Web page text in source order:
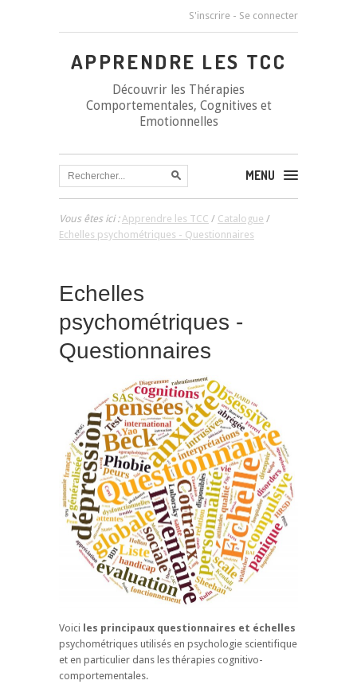
S'inscrire - Se connecter
APPRENDRE LES TCC
Découvrir les Thérapies
Comportementales, Cognitives et
Emotionnelles
MENU
Vous êtes ici :Apprendre les TCC / Catalogue /
Echelles psychométriques - Questionnaires
Echelles
psychométriques -
Questionnaires
Voici les principaux questionnaires et échelles
psychométriques utilisés en psychologie scientifique
et en particulier dans les thérapies cognitivo-
comportementales.